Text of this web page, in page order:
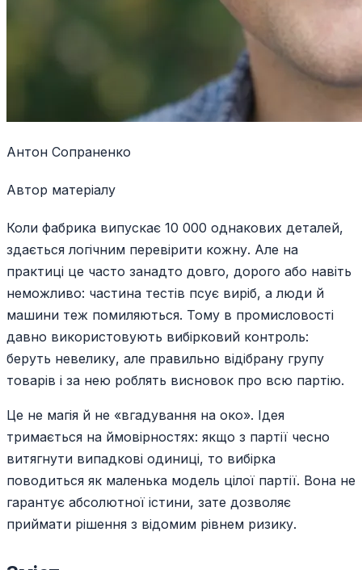
Антон Сопраненко
Автор матеріалу
Коли фабрика випускає 10 000 однакових деталей,
здається логічним перевірити кожну. Але на
практиці це часто занадто довго, дорого або навіть
неможливо: частина тестів псує виріб, а люди й
машини теж помиляються. Тому в промисловості
давно використовують вибірковий контроль:
беруть невелику, але правильно відібрану групу
товарів і за нею роблять висновок про всю партію.
Це не магія й не «вгадування на око». Ідея
тримається на ймовірностях: якщо з партії чесно
витягнути випадкові одиниці, то вибірка
поводиться як маленька модель цілої партії. Вона не
гарантує абсолютної істини, зате дозволяє
приймати рішення з відомим рівнем ризику.